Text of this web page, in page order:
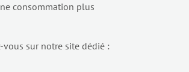
consommation plus
sur notre site dédié :